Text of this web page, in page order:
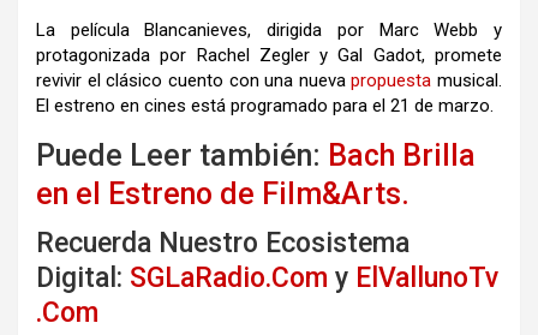
La película Blancanieves, dirigida por Marc Webb y
protagonizada por Rachel Zegler y Gal Gadot, promete
revivir el clásico cuento con una nuevapropuesta musical.
El estreno en cines está programado para el 21 de marzo.
Puede Leer también: Bach Brilla
en el Estreno de Film&Arts.
Recuerda Nuestro Ecosistema
Digital: SGLaRadio.Com y ElVallunoTv
.Com